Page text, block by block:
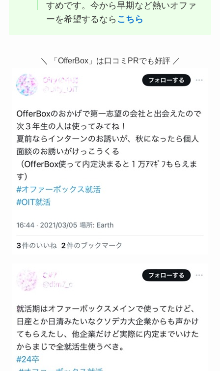
すめです。今から早期など熱いオファ
ーを希望するなら こちら
＼ 「OfferBox」は口コミPRでも好評 ／